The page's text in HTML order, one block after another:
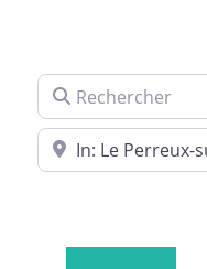
Rechercher
Près de